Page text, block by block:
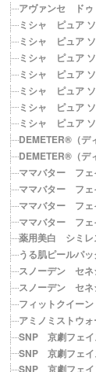
アヴァンセ ドゥ
ミシャ ピュア
ミシャ ピュア
ミシャ ピュア
ミシャ ピュア
ミシャ ピュア
ミシャ ピュア
ミシャ ピュア
DEMETER®（デ
DEMETER®（
ママバター フェ
ママバター フェ
ママバター フェ
ママバター フェ
薬用美白 シミレ
うる肌ピールパッ
スノーデン セネ
スノーデン セネ
フィットクイー
アミノミストウ
SNP 京劇フェイ
SNP 京劇フェイ
SNP 京劇フェイ